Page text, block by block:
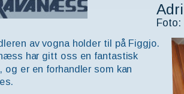
Foto:
av vogna holder til på Figgjo.
har gitt oss en fantastisk
og er en forhandler som kan